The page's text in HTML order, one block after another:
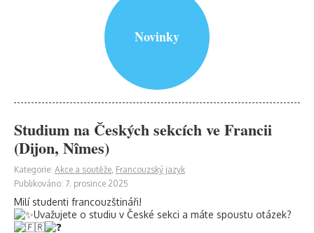
Novinky
Studium na Českých sekcích ve Francii
(Dijon, Nîmes)
Kategorie: Akce a soutěže, Francouzský jazyk
Publikováno: 7. prosince 2025
Milí studenti francouzštináři!
Uvažujete o studiu v České sekci a máte spoustu otázek?